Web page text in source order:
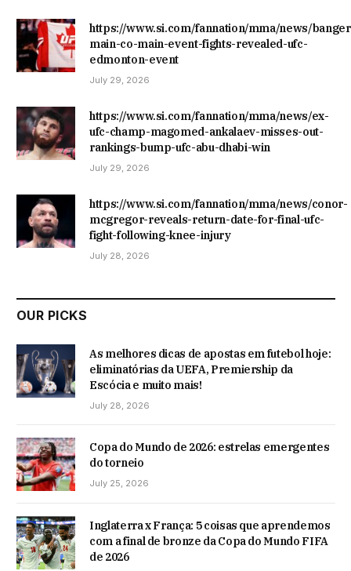
https://www.si.com/fannation/mma/news/
main-co-main-event-fights-revealed-ufc-
edmonton-event
July 29, 2026
https://www.si.com/fannation/mma/news/ex-
ufc-champ-magomed-ankalaev-misses-out-
rankings-bump-ufc-abu-dhabi-win
July 29, 2026
https://www.si.com/fannation/mma/news/conor-
mcgregor-reveals-return-date-for-final-ufc-
fight-following-knee-injury
July 28, 2026
OUR PICKS
As melhores dicas de apostas em futebol hoje:
eliminatórias da UEFA, Premiership da
Escócia e muito mais!
July 28, 2026
Copa do Mundo de 2026: estrelas emergentes
do torneio
July 25, 2026
Inglaterra x França: 5 coisas que aprendemos
com a final de bronze da Copa do Mundo FIFA
de 2026